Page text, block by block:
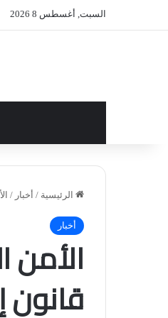
السبت, أغسطس 8 2026
الرئيسية / أخبار /
أخبار
الأمن
قانون